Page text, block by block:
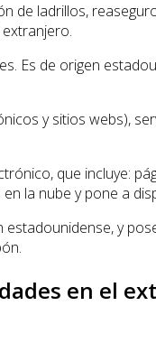
de ladrillos,
Es de origen
y sitios webs),
que incluye:
la nube y pone a
estadounidense, y
en el